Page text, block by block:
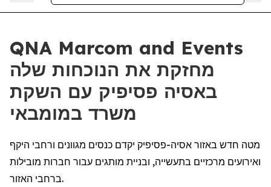
QNA Marcom and Events
מחזקת את הנוכחות שלה
באסיה פסיפיק עם השקת
משרד במומבאי
מטה חדש באזור אסיה-פסיפיק יקדם כנסים מגוונים ורחבי היקף
ואירועים מרכזיים בתעשייה, ובניית מותגים עבור חברות מובילות
ברחבי האזור.